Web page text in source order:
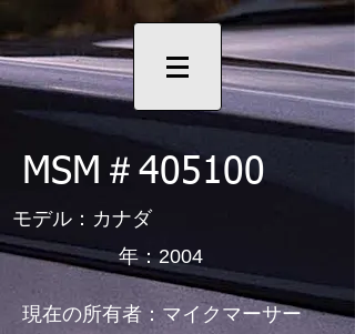
MSM＃405100
モデル：カナダ
年：2004
現在の所有者：マイクマーサー